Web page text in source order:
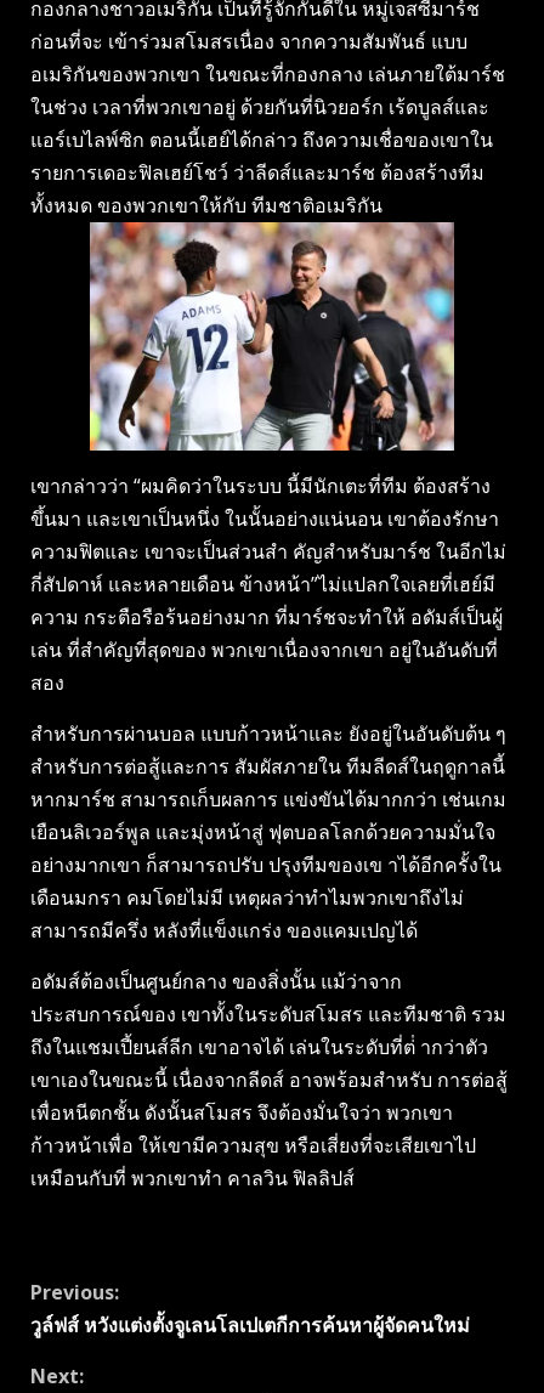
กองกลางชาวอเมริกัน เป็นที่รู้จักกันดีใน หมู่เจสซี่มาร์ช
ก่อนที่จะ เข้าร่วมสโมสรเนื่อง จากความสัมพันธ์ แบบ
อเมริกันของพวกเขา ในขณะที่กองกลาง เล่นภายใต้มาร์ช
ในช่วง เวลาที่พวกเขาอยู่ ด้วยกันที่นิวยอร์ก เร้ดบูลส์และ
แอร์เบไลพ์ซิก ตอนนี้เฮย์ได้กล่าว ถึงความเชื่อของเขาใน
รายการเดอะฟิลเฮย์โชว์ ว่าลีดส์และมาร์ช ต้องสร้างทีม
ทั้งหมด ของพวกเขาให้กับ ทีมชาติอเมริกัน
เขากล่าวว่า “ผมคิดว่าในระบบ นี้มีนักเตะที่ทีม ต้องสร้าง
ขึ้นมา และเขาเป็นหนึ่ง ในนั้นอย่างแน่นอน เขาต้องรักษา
ความฟิตและ เขาจะเป็นส่วนสํา คัญสําหรับมาร์ช ในอีกไม่
กี่สัปดาห์ และหลายเดือน ข้างหน้า”ไม่แปลกใจเลยที่เฮย์มี
ความ กระตือรือร้นอย่างมาก ที่มาร์ชจะทําให้ อดัมส์เป็นผู้
เล่น ที่สําคัญที่สุดของ พวกเขาเนื่องจากเขา อยู่ในอันดับที่
สอง
สําหรับการผ่านบอล แบบก้าวหน้าและ ยังอยู่ในอันดับต้น ๆ
สําหรับการต่อสู้และการ สัมผัสภายใน ทีมลีดส์ในฤดูกาลนี้
หากมาร์ช สามารถเก็บผลการ แข่งขันได้มากกว่า เช่นเกม
เยือนลิเวอร์พูล และมุ่งหน้าสู่ ฟุตบอลโลกด้วยความมั่นใจ
อย่างมากเขา ก็สามารถปรับ ปรุงทีมของเข าได้อีกครั้งใน
เดือนมกรา คมโดยไม่มี เหตุผลว่าทําไมพวกเขาถึงไม่
สามารถมีครึ่ง หลังที่แข็งแกร่ง ของแคมเปญได้
อดัมส์ต้องเป็นศูนย์กลาง ของสิ่งนั้น แม้ว่าจาก
ประสบการณ์ของ เขาทั้งในระดับสโมสร และทีมชาติ รวม
ถึงในแชมเปี้ยนส์ลีก เขาอาจได้ เล่นในระดับที่ต่ํ ากว่าตัว
เขาเองในขณะนี้ เนื่องจากลีดส์ อาจพร้อมสําหรับ การต่อสู้
เพื่อหนีตกชั้น ดังนั้นสโมสร จึงต้องมั่นใจว่า พวกเขา
ก้าวหน้าเพื่อ ให้เขามีความสุข หรือเสี่ยงที่จะเสียเขาไป
เหมือนกับที่ พวกเขาทํา คาลวิน ฟิลลิปส์
Continue
Reading
Previous:
วูล์ฟส์ หวังแต่งตั้งจูเลนโลเปเตกีการค้นหาผู้จัดคนใหม่
Next: